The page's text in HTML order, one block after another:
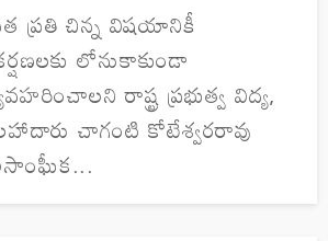
ప్రతి చిన్న విషయానికీ
లోనుకాకుండా
రాష్ట్ర ప్రభుత్వ విద్య,
చాగంటి కోటేశ్వరరావు